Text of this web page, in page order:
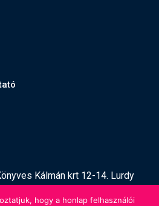
Kálmán krt 12-14. Lurdy
hogy a honlap felhasználói